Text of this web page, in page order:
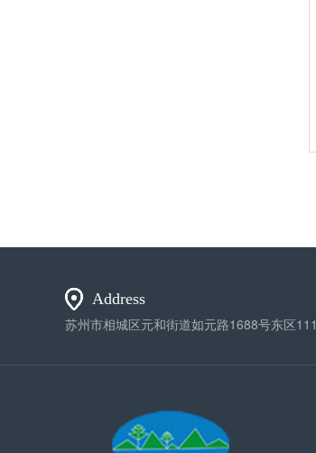
Address
苏州市相城区元和街道如元路1688号东区111